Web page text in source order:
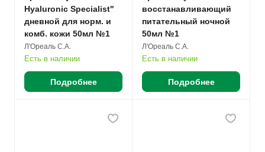
Hyaluronic Specialist"
дневной для норм. и
комб. кожи 50мл №1
Л'Ореаль С.А.
Есть в наличии
Подробнее
восстанавливающий
питательный ночной
50мл №1
Л'Ореаль С.А.
Есть в наличии
Подробнее